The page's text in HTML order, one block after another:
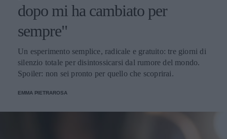
dopo mi ha cambiato per
sempre"
Un esperimento semplice, radicale e gratuito: tre giorni di
silenzio totale per disintossicarsi dal rumore del mondo.
Spoiler: non sei pronto per quello che scoprirai.
EMMA PIETRAROSA